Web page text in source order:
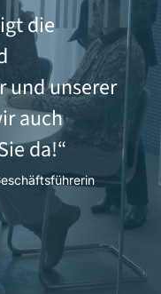
die
und unserer
auch
da!“